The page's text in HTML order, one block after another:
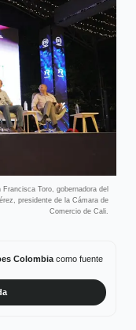
Toro, gobernadora del
presidente de la Cámara de
Comercio de Cali.
Colombiacomo fuente